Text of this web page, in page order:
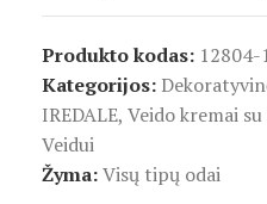
Produkto kodas: 12804-
Kategorijos:
IREDALE, Veido kremai su
Veidui
Žyma:Visų tipų odai